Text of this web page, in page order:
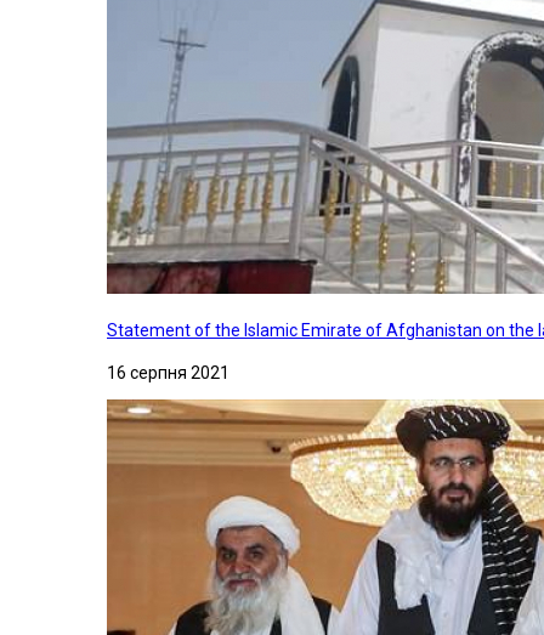
Statement of the Islamic Emirate of Afghanistan on
16 серпня 2021